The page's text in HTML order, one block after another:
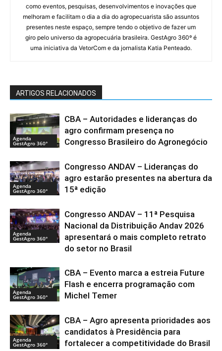
como eventos, pesquisas, desenvolvimentos e inovações que
melhoram e facilitam o dia a dia do agropecuarista são assuntos
presentes neste espaço, sempre tendo o objetivo de fazer um
giro pelo universo da agropecuária brasileira. GestAgro 360º é
uma iniciativa da VetorCom e da jornalista Katia Penteado.
ARTIGOS RELACIONADOS
Agenda
GestAgro 360°
CBA – Autoridades e lideranças do
agro confirmam presença no
Congresso Brasileiro do Agronegócio
Agenda
GestAgro 360°
Congresso ANDAV – Lideranças do
agro estarão presentes na abertura da
15ª edição
Agenda
GestAgro 360°
Congresso ANDAV – 11ª Pesquisa
Nacional da Distribuição Andav 2026
apresentará o mais completo retrato
do setor no Brasil
Agenda
GestAgro 360°
CBA – Evento marca a estreia Future
Flash e encerra programação com
Michel Temer
Agenda
GestAgro 360°
CBA – Agro apresenta prioridades aos
candidatos à Presidência para
fortalecer a competitividade do Brasil